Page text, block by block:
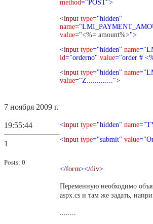
7 ноября 2009 г.
19:55:44
1
Posts: 0
method="POST">
<input type="hidden"
name
value="<%= amount%>">
<input type="hidden" name
id="orderno" value="order #
<input type="hidden" name
value="Z.............">
<input type="hidden" name
<input type="submit" value
</form></div>
Переменную необходимо
aspx.cs и там же задать,